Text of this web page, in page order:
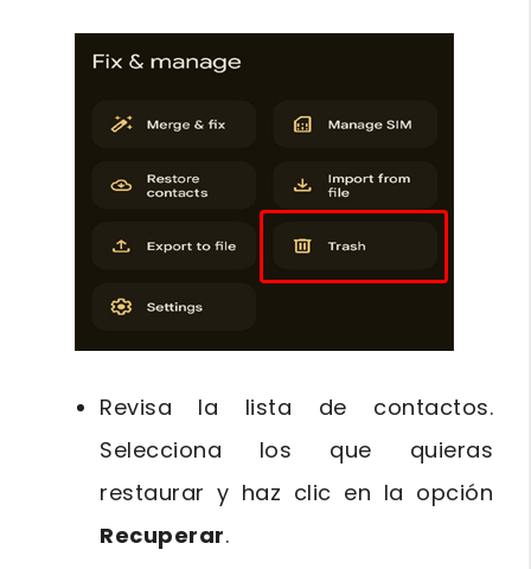
Revisa la lista de contactos.
Selecciona los que quieras
restaurar y haz clic en la opción
Recuperar.